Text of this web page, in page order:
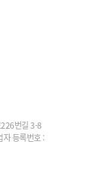
번길 3-8
자 등록번호 :